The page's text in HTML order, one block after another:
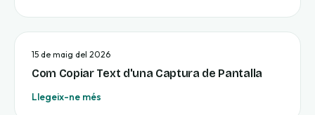
15 de maig del 2026
Com Copiar Text d'una Captura de Pantalla
Llegeix-ne més